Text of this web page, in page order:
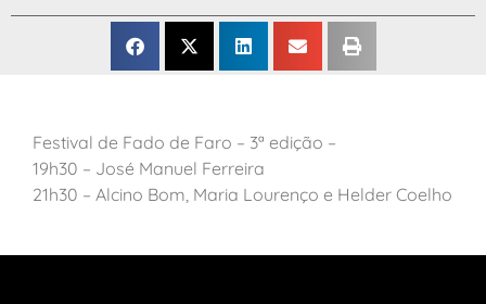
Festival de Fado de Faro – 3ª edição –
19h30 – José Manuel Ferreira
21h30 – Alcino Bom, Maria Lourenço e Helder Coelho